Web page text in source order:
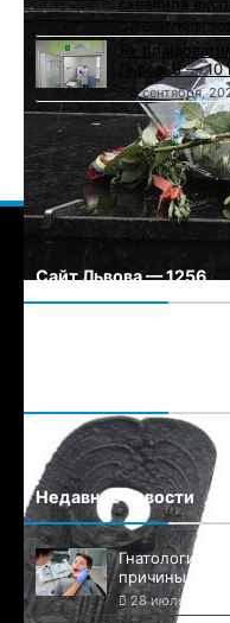
6 сентября,
Як
Львові 6 —
6 сентября,
Сайт Львова — 1256
Недавние новости
Гнатология и
причины
28 июля, 2026